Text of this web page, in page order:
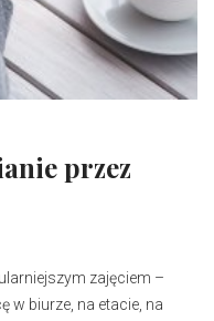
przez
zajęciem –
w biurze, na etacie, na